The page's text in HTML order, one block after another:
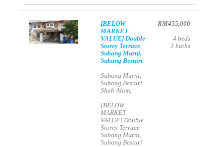
[BELOW
MARKET
VALUE] Double
Storey Terrace
Subang Murni,
Subang Bestari
Subang Murni,
Subang Bestari
Shah Alam,
[BELOW
MARKET
VALUE] Double
Storey Terrace
Subang Murni,
Subang Bestari
RM455,000
4 beds
3 baths